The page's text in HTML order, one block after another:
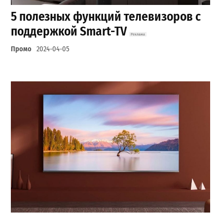
5 полезных функций телевизоров с
поддержкой Smart-TV
Промо 2024-04-05